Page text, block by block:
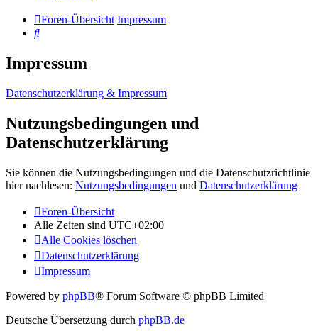
Foren-Übersicht Impressum
Suche
Impressum
Datenschutzerklärung & Impressum
Nutzungsbedingungen und
Datenschutzerklärung
Sie können die Nutzungsbedingungen und die Datenschutzrichtlinie
hier nachlesen: Nutzungsbedingungen und Datenschutzerklärung
Foren-Übersicht
Alle Zeiten sind UTC+02:00
Alle Cookies löschen
Datenschutzerklärung
Impressum
Powered by phpBB® Forum Software © phpBB Limited
Deutsche Übersetzung durch phpBB.de